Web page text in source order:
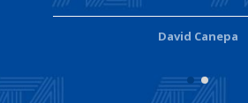
David Canepa